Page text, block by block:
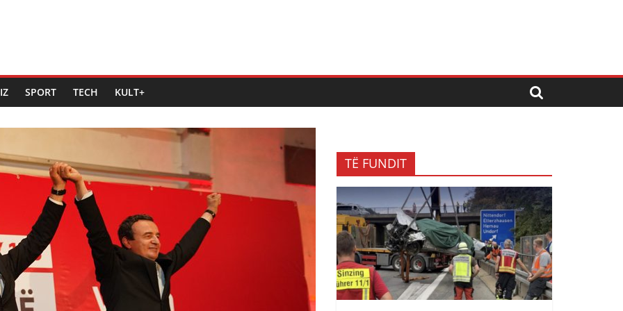
SPORT TECH KULT+
TË FUNDIT